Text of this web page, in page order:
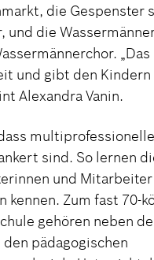
die Gespenster
und die
und gibt den
Alexandra Vanin.
sind. So lernen
und Mitarbeiter
kennen. Zum fast 70-
gehören neben
pädagogischen